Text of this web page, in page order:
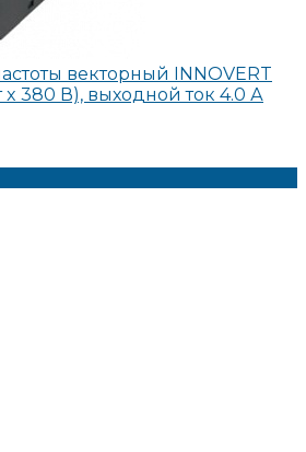
векторный INNOVERT
x 380 В), выходной ток 4.0 А